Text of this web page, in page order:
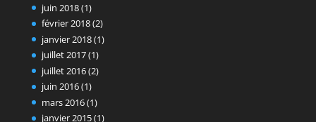
juin 2018(1)
février 2018(2)
janvier 2018(1)
juillet 2017(1)
juillet 2016(2)
juin 2016(1)
mars 2016(1)
janvier 2015(1)